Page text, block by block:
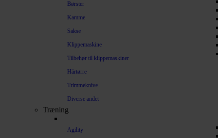
Børster
Kamme
Sakse
Klippemaskine
Tilbehør til klippemaskiner
Hårtørre
Trimmeknive
Diverse andet
Træning
Agility